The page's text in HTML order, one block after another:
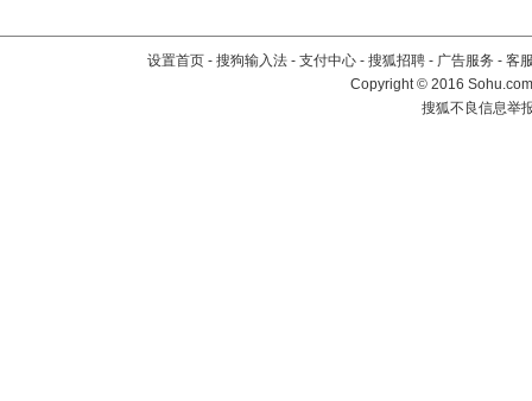
设置首页 - 搜狗输入法 - 支付中心 - 搜狐招聘 - 广告服务 - 客
Copyright©2016
搜狐不良信息举